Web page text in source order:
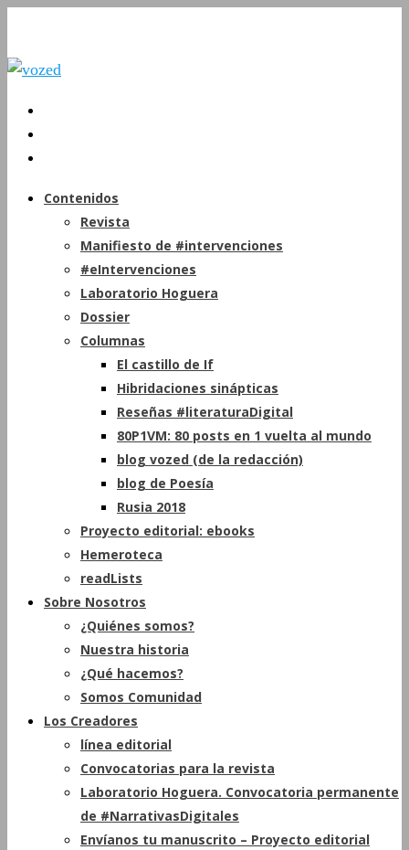
Contenidos
Revista
Manifiesto de #intervenciones
#eIntervenciones
Laboratorio Hoguera
Dossier
Columnas
El castillo de If
Hibridaciones sinápticas
Reseñas #literaturaDigital
80P1VM: 80 posts en 1 vuelta al mundo
blog vozed (de la redacción)
blog de Poesía
Rusia 2018
Proyecto editorial: ebooks
Hemeroteca
readLists
Sobre Nosotros
¿Quiénes somos?
Nuestra historia
¿Qué hacemos?
Somos Comunidad
Los Creadores
línea editorial
Convocatorias para la revista
Laboratorio Hoguera. Convocatoria permanente
de #NarrativasDigitales
Envíanos tu manuscrito – Proyecto editorial